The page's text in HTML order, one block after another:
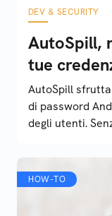
DEV & SECURITY
AutoSpill,
tue
AutoSpill
di password
degli utenti.
HOW-TO